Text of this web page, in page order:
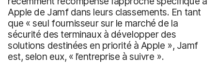
Apple de Jamf dans leurs classements. En tant
que « seul fournisseur sur le marché de la
sécurité des terminaux à développer des
solutions destinées en priorité à Apple », Jamf
est, selon eux, « l’entreprise à suivre ».